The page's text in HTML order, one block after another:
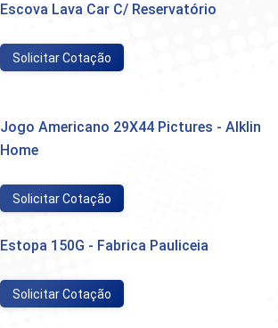
Escova Lava Car C/ Reservatório
Solicitar Cotação
Jogo Americano 29X44 Pictures - Alklin
Home
Solicitar Cotação
Estopa 150G - Fabrica Pauliceia
Solicitar Cotação